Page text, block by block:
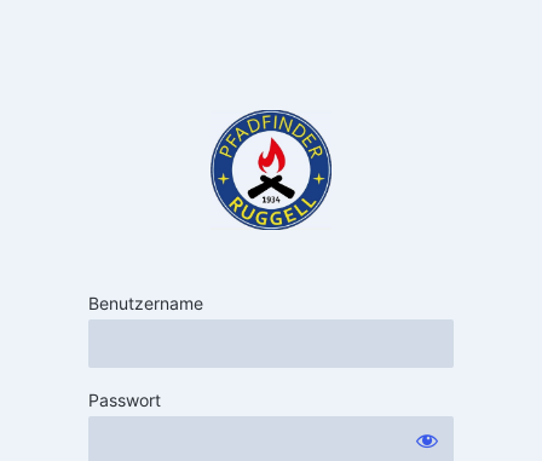
Benutzername
Passwort